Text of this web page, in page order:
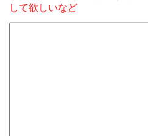
して欲しいなど